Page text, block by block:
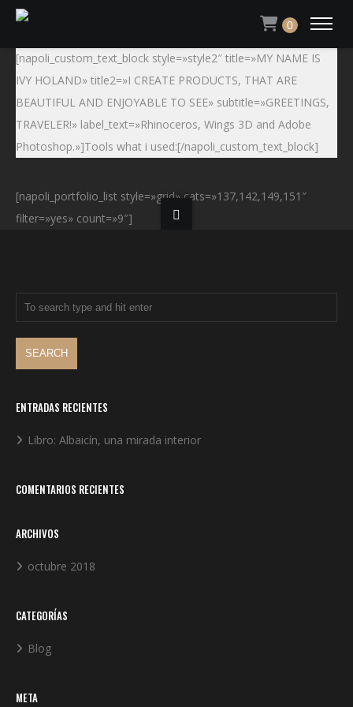
0
[napoli_custom_text_block style=»style2″ title=»MY NAME IS
IVY HOLAND» title2=»I CREATE PRODUCTS, THAT ARE
BEAUTIFUL AND ENJOYABLE TO SEE» subtitle=»GREETINGS,
TRAVELER!» label_text=»Rhinoceros, Wings 3D and Adobe
Photoshop.»]Tools what i used:[/napoli_custom_text_block]
[napoli_portfolio_list style=»grid» cats=»137,142,149,151″
filter=»yes» count=»9″]
ENTRADAS RECIENTES
Libro: Albaicín, una mirada interior
COMENTARIOS RECIENTES
ARCHIVOS
octubre 2018
CATEGORÍAS
Blog
META